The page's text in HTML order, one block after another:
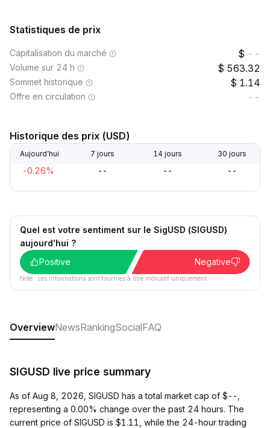
Statistiques de prix
Capitalisation du marché --
Volume sur 24 h 563.32
Sommet historique 1.14
Offre en circulation --
Historique des prix (USD)
Aujourd’hui 7 jours 14 jours 30 jours
-0.26% -- -- --
Quel est votre sentiment sur le SigUSD (SIGUSD)
aujourd’hui ?
Positive
Negative
Note : ces informations sont fournies à titre indicatif uniquement.
OverviewNewsRankingSocialFAQ
SIGUSD live price summary
As of Aug 8, 2026, SIGUSD has a total market cap of $--,
representing a 0.00% change over the past 24 hours. The
current price of SIGUSD is $1.11, while the 24-hour trading